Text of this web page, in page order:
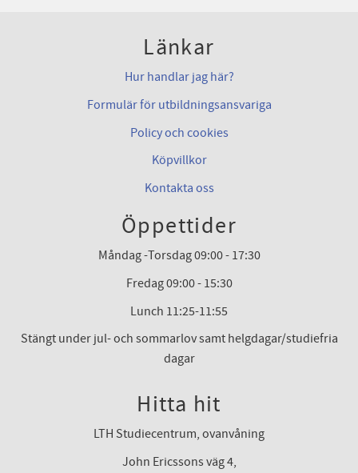
Länkar
Hur handlar jag här?
Formulär för utbildningsansvariga
Policy och cookies
Köpvillkor
Kontakta oss
Öppettider
Måndag -Torsdag 09:00 - 17:30
Fredag 09:00 - 15:30
Lunch 11:25-11:55
Stängt under jul- och sommarlov samt helgdagar/studiefria
dagar
Hitta hit
LTH Studiecentrum, ovanvåning
John Ericssons väg 4,